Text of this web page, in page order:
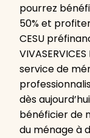
pourrez
50% et
CESU
service de
dès
bénéficier de
du ménage à